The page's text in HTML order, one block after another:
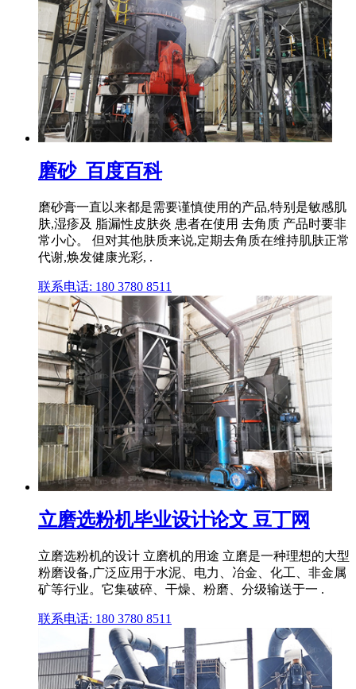
磨砂_百度百科
磨砂膏一直以来都是需要谨慎使用的产品,特别是敏感肌
肤,湿疹及 脂漏性皮肤炎 患者在使用 去角质 产品时要非
常小心。 但对其他肤质来说,定期去角质在维持肌肤正常
代谢,焕发健康光彩, .
联系电话: 180 3780 8511
立磨选粉机毕业设计论文 豆丁网
立磨选粉机的设计 立磨机的用途 立磨是一种理想的大型
粉磨设备,广泛应用于水泥、电力、冶金、化工、非金属
矿等行业。它集破碎、干燥、粉磨、分级输送于一 .
联系电话: 180 3780 8511